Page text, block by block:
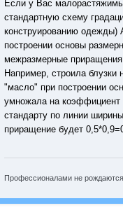
Если у Вас
стандартную схему
конструированию одежды)
построении основы
межразмерные
Например, строила блузки
"масло" при построении
умножала на
стандарту по линии
приращение будет
Профессионалами не